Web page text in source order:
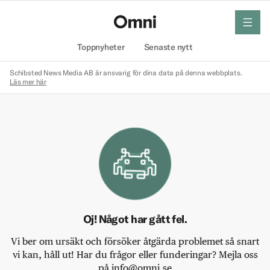
Toppnyheter Senaste nytt
meny
Schibsted News Media AB är ansvarig för dina data på denna webbplats.
Läs mer här
Oj! Något har gått fel.
Vi ber om ursäkt och försöker åtgärda problemet så snart
vi kan, håll ut! Har du frågor eller funderingar? Mejla oss